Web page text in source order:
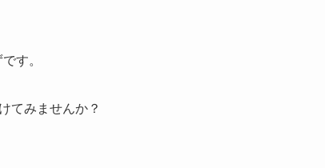
す。
てみませんか？